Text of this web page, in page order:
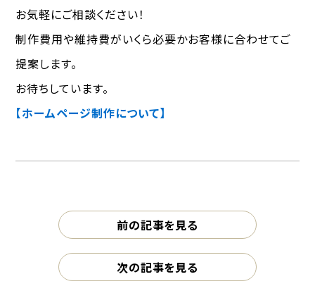
お気軽にご相談ください！
制作費用や維持費がいくら必要かお客様に合わせてご
提案します。
お待ちしています。
【ホームページ制作について】
前の記事を見る
次の記事を見る